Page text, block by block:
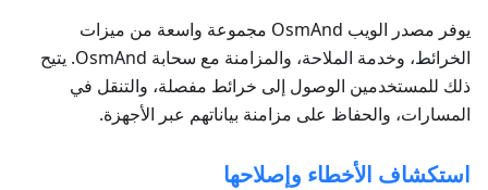
يوفر مصدر الويب OsmAnd مجموعة واسعة من ميزات
الخرائط، وخدمة الملاحة، والمزامنة مع سحابة OsmAnd. يتيح
ذلك للمستخدمين الوصول إلى خرائط مفصلة، والتنقل في
المسارات، والحفاظ على مزامنة بياناتهم عبر الأجهزة.
استكشاف الأخطاء وإصلاحها